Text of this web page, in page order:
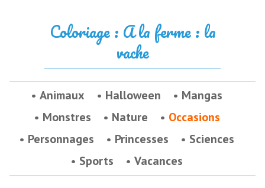
Coloriage : A la ferme : la
vache
Animaux Halloween
Mangas
Monstres
Nature
Occasions
Personnages
Princesses
Sciences
Sports
Vacances